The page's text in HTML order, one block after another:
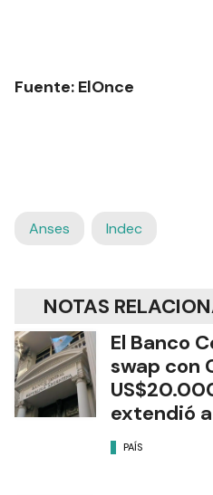
Fuente: ElOnce
Anses Indec
NOTAS
El Banco
swap con
extendió
PAÍS